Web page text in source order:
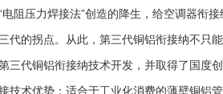
电阻压力焊接法”创造的降生，给空调器衔
代的拐点。从此，第三代铜铝衔接纳不只
代铜铝衔接纳技术开发，并取得了国度创
术优势：适合于工业化消费的薄壁铜铝管